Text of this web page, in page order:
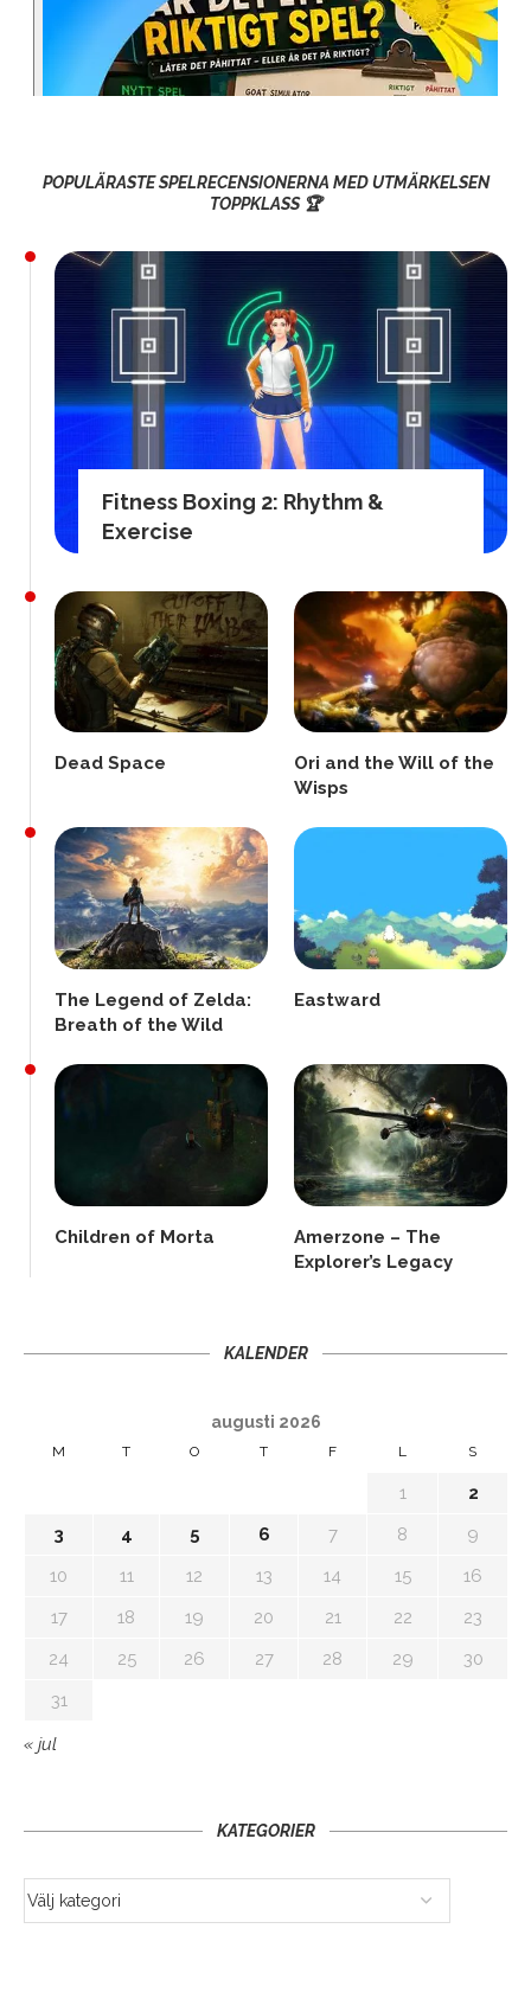
POPULÄRASTE SPELRECENSIONERNA MED UTMÄRKELSEN
TOPPKLASS 🏆
Fitness Boxing 2: Rhythm &
Exercise
Dead Space
Ori and the Will of the
Wisps
The Legend of Zelda:
Breath of the Wild
Eastward
Children of Morta
Amerzone – The
Explorer’s Legacy
KALENDER
augusti 2026
M T O T F L S
1
2
3
4 5 6 7 8
9
10
11 12 13 14 15
16
17
18 19 20 21 22
23
24
25 26 27 28 29
30
31
« jul
KATEGORIER